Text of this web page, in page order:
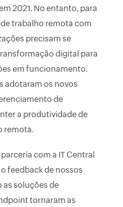
2021. No entanto, para
trabalho remota com
precisam se
digital para
em funcionamento.
adotaram os novos
de
a produtividade de
remota.
com a IT Central
feedback de nossos
as soluções de
tornaram as